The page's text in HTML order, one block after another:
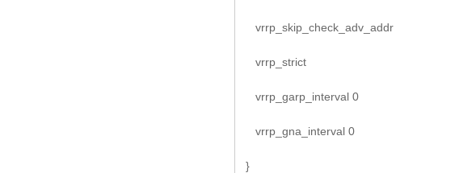
vrrp_skip_check_adv_addr
vrrp_strict
vrrp_garp_interval 0
vrrp_gna_interval 0
}